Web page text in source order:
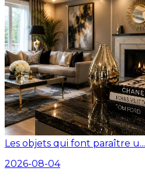
Les objets qui font paraître u...
2026-08-04